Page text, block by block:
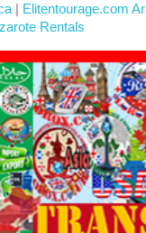
| Elitentourage.com
Rentals